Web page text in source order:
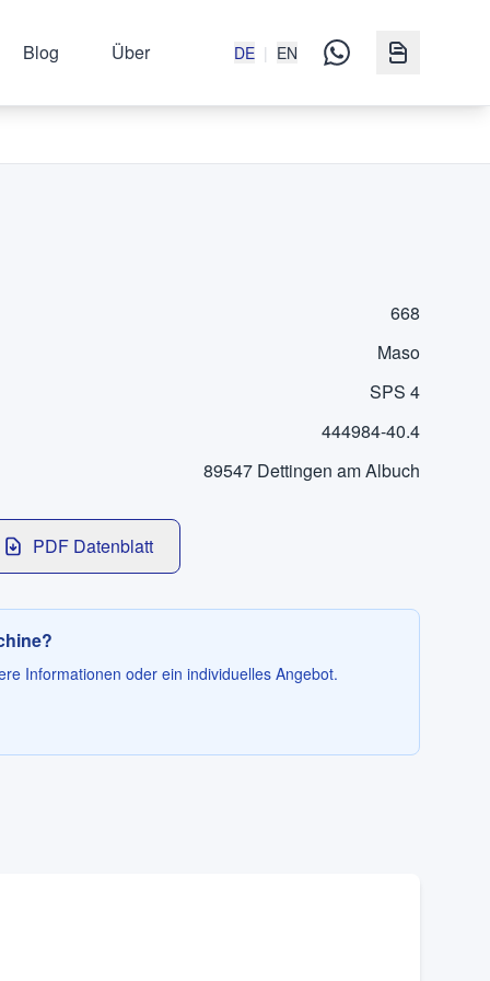
Blog Über DE | EN
668
Maso
SPS 4
444984-40.4
89547 Dettingen am Albuch
PDF Datenblatt
Informationen oder ein individuelles Angebot.